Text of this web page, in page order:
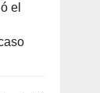
el